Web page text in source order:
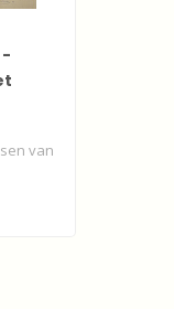
-
van